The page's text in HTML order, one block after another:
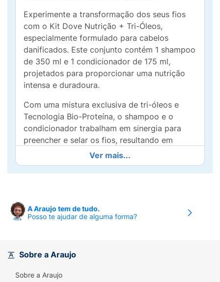
Experimente a transformação dos seus fios
com o Kit Dove Nutrição + Tri-Óleos,
especialmente formulado para cabelos
danificados. Este conjunto contém 1 shampoo
de 350 ml e 1 condicionador de 175 ml,
projetados para proporcionar uma nutrição
intensa e duradoura.
Com uma mistura exclusiva de tri-óleos e
Tecnologia Bio-Proteína, o shampoo e o
condicionador trabalham em sinergia para
preencher e selar os fios, resultando em
cabelos 100% mais saudáveis, macios e
brilhantes. Após o uso, você notará que seus
fios estão protegidos contra o ressecamento,
Ideal para o uso diário, o Kit Dove Nutrição +
Tri-Óleos vai além da limpeza e
dos cabelos. Sinta a diferença e dê aos seus
Ver mais...
A Araujo tem de tudo.
Posso te ajudar de alguma forma?
Sobre a Araujo
Sobre a Araujo